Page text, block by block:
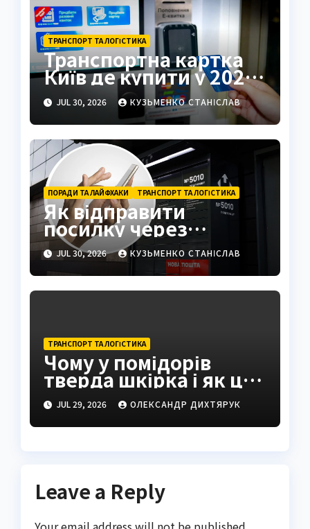
ТРАНСПОРТ ТА ЛОГІСТИКА
Транспортна картка
Київ де купити у 2026
році
JUL 30, 2026 КУЗЬМЕНКО СТАНІСЛАВ
ПОРАДИ ТА ЛАЙФХАКИ ТРАНСПОРТ ТА ЛОГІСТИКА
Як відправити
посилку через
поштомат: повна
інструкція 2026
JUL 30, 2026 КУЗЬМЕНКО СТАНІСЛАВ
ТРАНСПОРТ ТА ЛОГІСТИКА
Чому у помідорів
тверда шкірка і як це
виправити
JUL 29, 2026 ОЛЕКСАНДР ДИХТЯРУК
Leave a Reply